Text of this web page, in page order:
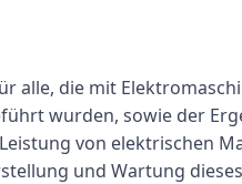
die mit
wurden, sowie der
von elektrischen
und Wartung